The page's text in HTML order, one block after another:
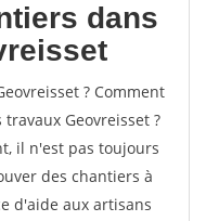
dans
? Comment
Geovreisset ?
il n'est pas toujours
des chantiers à
d'aide aux artisans